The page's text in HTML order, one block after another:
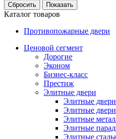
Каталог товаров
Противопожарные двери
Ценовой сегмент
Дорогие
Эконом
Бизнес-класс
Престиж
Элитные двери
Элитные
Элитные двери
Элитные
Элитные
Элитные